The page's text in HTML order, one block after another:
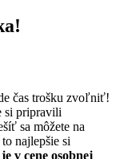
čas trošku zvoľniť!
si pripravili
sa môžete na
najlepšie si
v cene osobnej